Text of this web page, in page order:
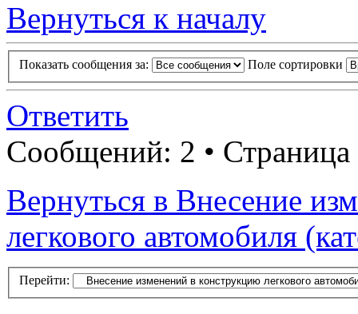
Вернуться к началу
Показать сообщения за: Поле сортировки
Ответить
Сообщений: 2 • Страница
Вернуться в Внесение
легкового автомобиля
Перейти: